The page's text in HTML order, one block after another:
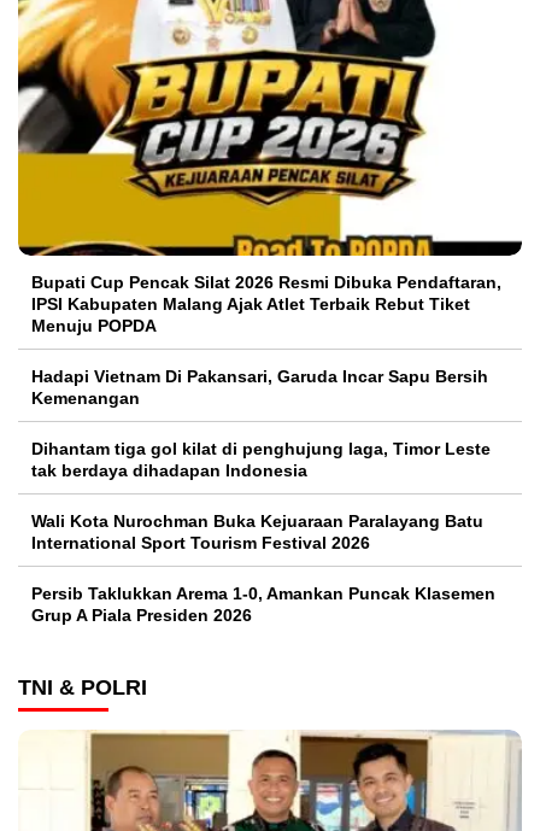
Bupati Cup Pencak Silat 2026 Resmi Dibuka Pendaftaran,
IPSI Kabupaten Malang Ajak Atlet Terbaik Rebut Tiket
Menuju POPDA
Hadapi Vietnam Di Pakansari, Garuda Incar Sapu Bersih
Kemenangan
Dihantam tiga gol kilat di penghujung laga, Timor Leste
tak berdaya dihadapan Indonesia
Wali Kota Nurochman Buka Kejuaraan Paralayang Batu
International Sport Tourism Festival 2026
Persib Taklukkan Arema 1-0, Amankan Puncak Klasemen
Grup A Piala Presiden 2026
TNI & POLRI